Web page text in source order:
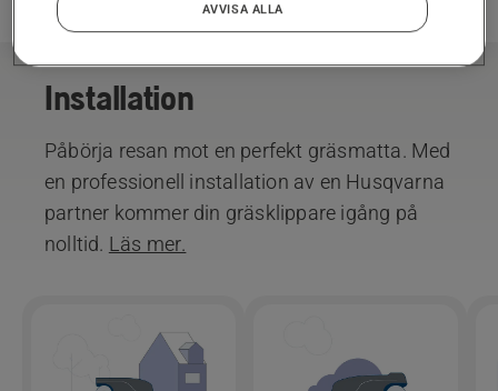
Installation
Påbörja resan mot en perfekt gräsmatta. Med
en professionell installation av en Husqvarna
partner kommer din gräsklippare igång på
nolltid. Läs mer.
AVVISA ALLA